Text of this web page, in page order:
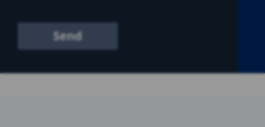
Send